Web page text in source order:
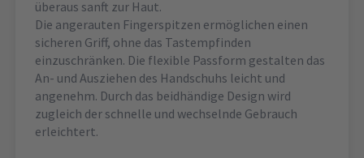
überaus sanft zur Haut.
Die angerauten Fingerspitzen ermöglichen einen
sicheren Griff, ohne das Tastempfinden
einzuschränken. Die flexible Passform gestalten das
An- und Ausziehen des Handschuhs leicht und
angenehm. Durch das beidhändige Design wird
zugleich der schnelle und wechselnde Gebrauch
erleichtert.